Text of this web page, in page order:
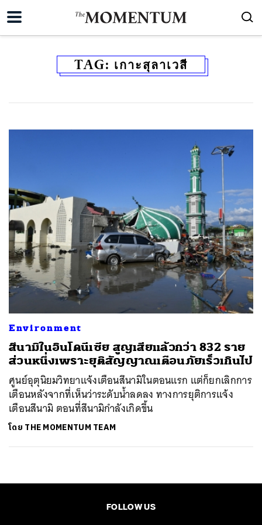
TAG: เกาะสุลาเวสี
Environment
สึนามิในอินโดนีเซีย สูญเสียแล้วกว่า 832 ราย
ส่วนหนึ่งเพราะยุติสัญญาณเตือนภัยเร็วเกินไป
ศูนย์อุตุนิยมวิทยาแจ้งเตือนสึนามิในตอนแรก แต่ก็ยกเลิกการ
เตือนหลังจากที่เห็นว่าระดับน้ำลดลง ทางการยุติการแจ้ง
เตือนสึนามิ ตอนที่สึนามิกำลังเกิดขึ้น
โดย THE MOMENTUM TEAM
FOLLOW US
ค้นหา
SHARE LINE EMAIL